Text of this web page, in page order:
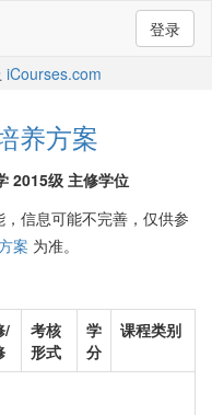
登录
iCourses.com
养方案
2015级 主修学位
信息可能不完善，仅供参
案 为准。
/
考核
形式
学
分
课程类别